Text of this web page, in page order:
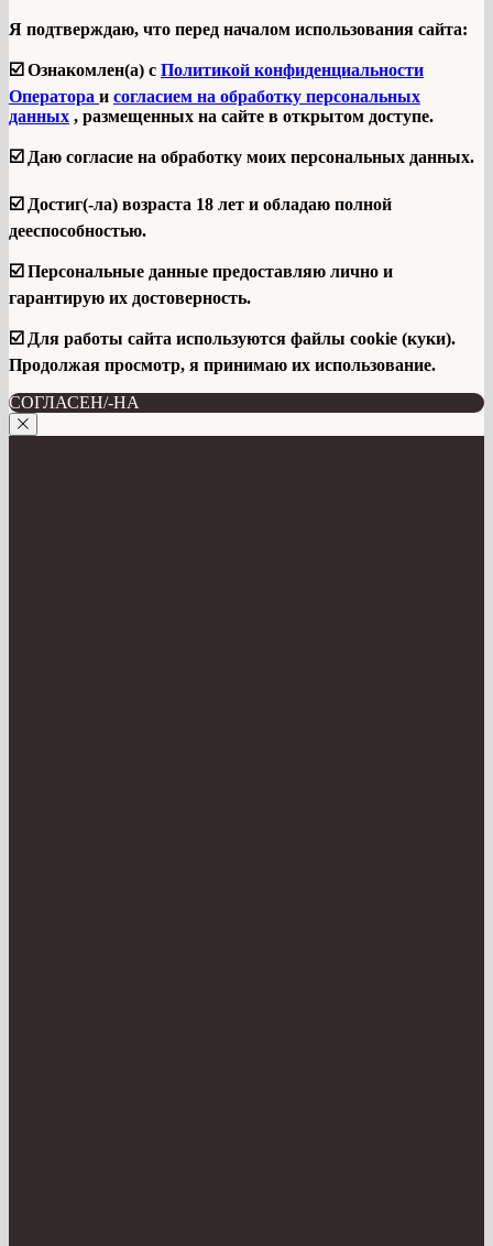
Я подтверждаю, что перед началом использования сайта:
☑️ Ознакомлен(а) с Политикой конфиденциальности
Оператора и согласием на обработку персональных
данных , размещенных на сайте в открытом доступе.
☑️ Даю согласие на обработку моих персональных данных.
☑️ Достиг(-ла) возраста 18 лет и обладаю полной
дееспособностью.
☑️ Персональные данные предоставляю лично и
гарантирую их достоверность.
☑️ Для работы сайта используются файлы cookie (куки).
Продолжая просмотр, я принимаю их использование.
СОГЛАСЕН/-НА